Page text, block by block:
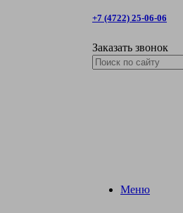
+7 (4722) 25-06-06
Заказать звонок
Меню